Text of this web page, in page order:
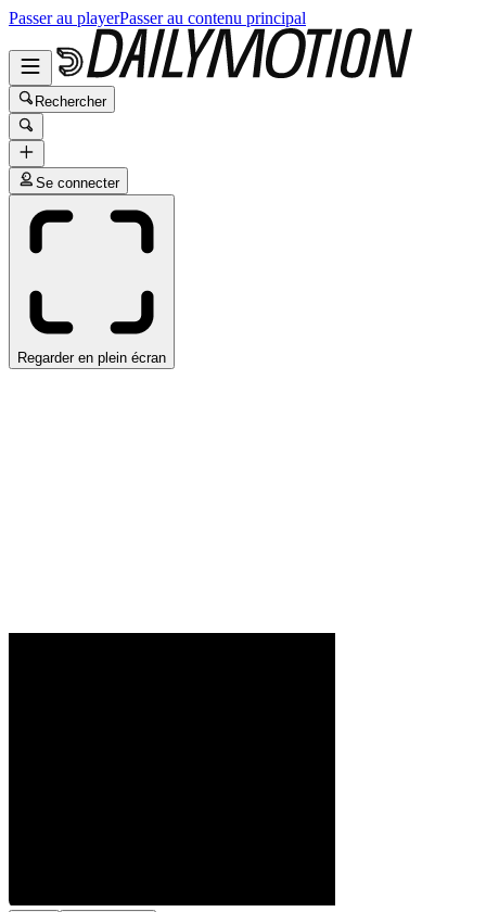
Passer au playerPasser au contenu principal
Rechercher
Se connecter
Regarder en plein écran